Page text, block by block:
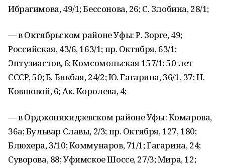
Ибрагимова, 49/1; Бессонова, 26; С. Злобина, 28/1;
— в Октябрьском районе Уфы: Р. Зорге, 49;
Российская, 43/6, 163/1; пр. Октября, 63/1;
Энтузиастов, 6; Комсомольская 157/1; 50 лет
СССР, 50; Б. Бикбая, 24/2; Ю. Гагарина, 36/1, 37; Н.
Ковшовой, 6; Ак. Королева, 4;
— в Орджоникидзевском районе Уфы: Комарова,
36а; Бульвар Славы, 2/3; пр. Октября, 127, 180;
Блюхера, 3/10; Коммунаров, 71/1; Гагарина, 24;
Суворова, 88; Уфимское Шоссе, 27/3; Мира, 12;